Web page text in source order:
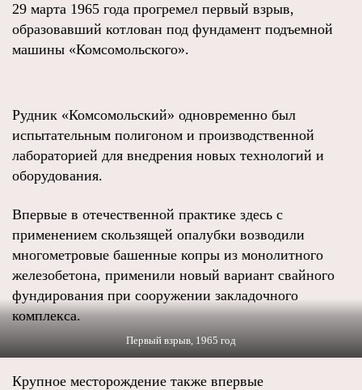
29 марта 1965 года прогремел первый взрыв,
образовавший котлован под фундамент подъемной
машины «Комсомольского».
Рудник «Комсомольский» одновременно был
испытательным полигоном и производственной
лабораторией для внедрения новых технологий и
оборудования.
Впервые в отечественной практике здесь с
применением скользящей опалубки возводили
многометровые башенные копры из монолитного
железобетона, применили новый вариант свайного
фундирования при сооружении закладочного
комплекса.
Первый взрыв, 1965 год
Крупное месторождение также впервые